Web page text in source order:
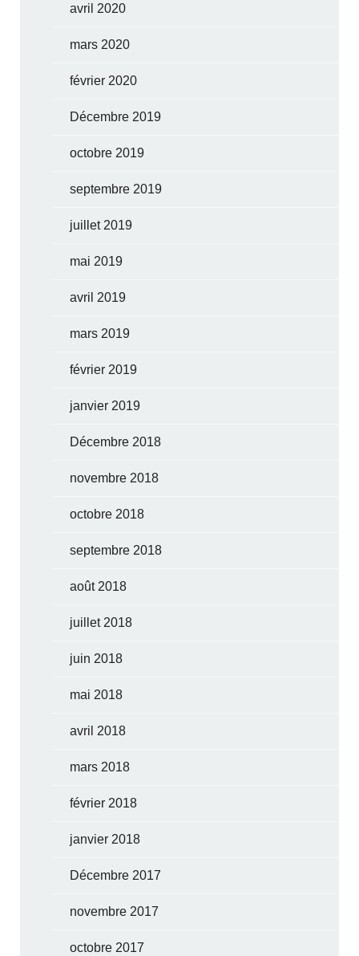
avril 2020
mars 2020
février 2020
Décembre 2019
octobre 2019
septembre 2019
juillet 2019
mai 2019
avril 2019
mars 2019
février 2019
janvier 2019
Décembre 2018
novembre 2018
octobre 2018
septembre 2018
août 2018
juillet 2018
juin 2018
mai 2018
avril 2018
mars 2018
février 2018
janvier 2018
Décembre 2017
novembre 2017
octobre 2017